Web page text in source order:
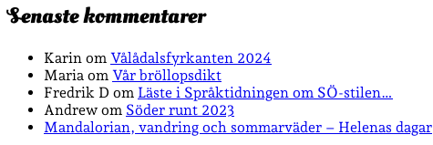
Senaste kommentarer
Karin om Vålådalsfyrkanten 2024
Maria om Vår bröllopsdikt
Fredrik D om Läste i Språktidningen om SÖ-stilen…
Andrew om Söder runt 2023
Mandalorian, vandring och sommarväder – Helenas dagar